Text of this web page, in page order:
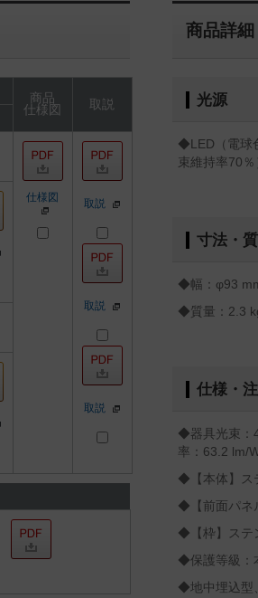
商品
仕様図
取説
仕様図 取説
取説
取説
商品詳細
光源
◆LED（電
束維持率70％
寸法・
◆幅：φ93
◆質量：2.3
仕様・
◆器具光束
率：63.2 lm/
◆【本体】ス
◆【前面パネ
◆【枠】ステ
◆保護等級：
◆地中埋込型